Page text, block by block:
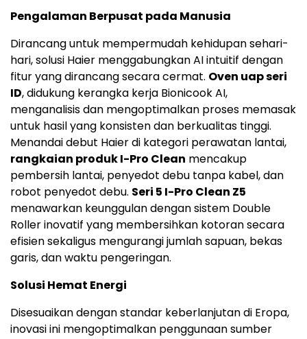
Pengalaman Berpusat pada Manusia
Dirancang untuk mempermudah kehidupan sehari-
hari, solusi Haier menggabungkan AI intuitif dengan
fitur yang dirancang secara cermat. Oven uap seri
ID, didukung kerangka kerja Bionicook AI,
menganalisis dan mengoptimalkan proses memasak
untuk hasil yang konsisten dan berkualitas tinggi.
Menandai debut Haier di kategori perawatan lantai,
rangkaian produk I-Pro Clean mencakup
pembersih lantai, penyedot debu tanpa kabel, dan
robot penyedot debu. Seri 5 I-Pro Clean Z5
menawarkan keunggulan dengan sistem Double
Roller inovatif yang membersihkan kotoran secara
efisien sekaligus mengurangi jumlah sapuan, bekas
garis, dan waktu pengeringan.
Solusi Hemat Energi
Disesuaikan dengan standar keberlanjutan di Eropa,
inovasi ini mengoptimalkan penggunaan sumber